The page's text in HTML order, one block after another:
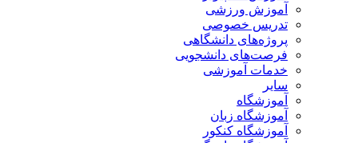
آموزش ورزشی
تدریس خصوصی
پروژه‌های دانشگاهی
فرصت‌های دانشجویی
خدمات آموزشی
سایر
آموزشگاه
آموزشگاه زبان
آموزشگاه کنکور